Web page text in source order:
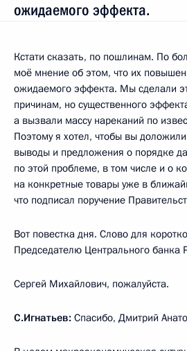
ожидаемого эффекта.
Кстати сказать, по пошлинам. По
моё мнение об этом, что их
ожидаемого эффекта. Мы сделали
причинам, но существенного
а вызвали массу нареканий по
Поэтому я хотел, чтобы вы
выводы и предложения о порядке
по этой проблеме, в том числе и о
на конкретные товары уже в
что подписал поручение
Вот повестка дня. Слово для
Председателю Центрального банка
Сергей Михайлович, пожалуйста.
С.Игнатьев: Спасибо, Дмитрий